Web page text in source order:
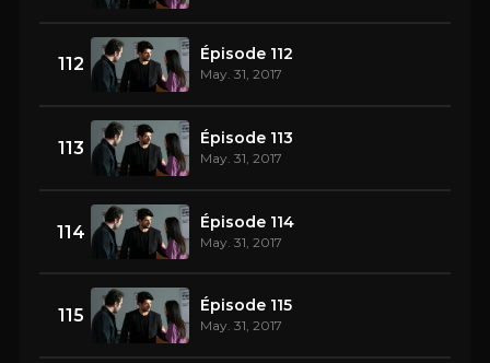
112 Épisode 112
May. 31, 2017
113 Épisode 113
May. 31, 2017
114 Épisode 114
May. 31, 2017
115 Épisode 115
May. 31, 2017